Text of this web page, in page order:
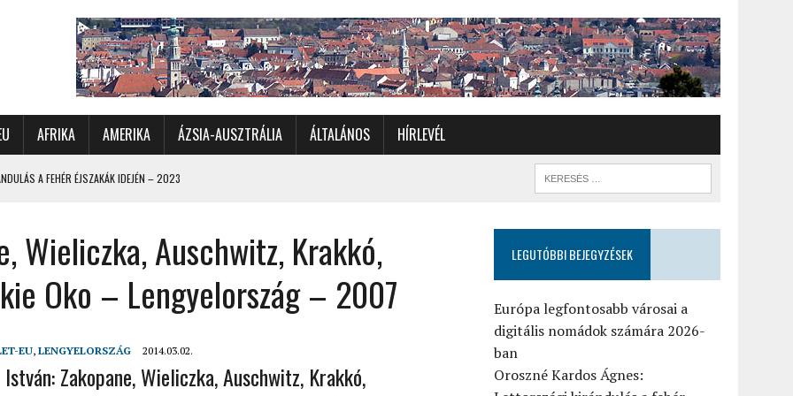
AFRIKA AMERIKA ÁZSIA-AUSZTRÁLIA ÁLTALÁNOS HÍRLEVÉL
A FEHÉR ÉJSZAKÁK IDEJÉN – 2023
CSALÁDI AUTÓZÁS A SARKKÖRÖN TÚLRA – 2001
IS ÜNNEPLŐBEN
GYERGYÓI RÁADÁSSAL – 2022
– 2017
SZLOVÉNIA, AUSZTRIA – 2021
Wieliczka, Auschwitz, Krakkó,
Oko – Lengyelország – 2007
EU, LENGYELORSZÁG 2014.03.02.
István: Zakopane, Wieliczka, Auschwitz, Krakkó,
LEGUTÓBBI BEJEGYZÉSEK
Európa legfontosabb városai a
digitális nomádok számára 2026-
ban
Oroszné Kardos Ágnes: